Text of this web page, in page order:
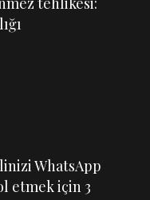
WhatsApp
etmek için 3